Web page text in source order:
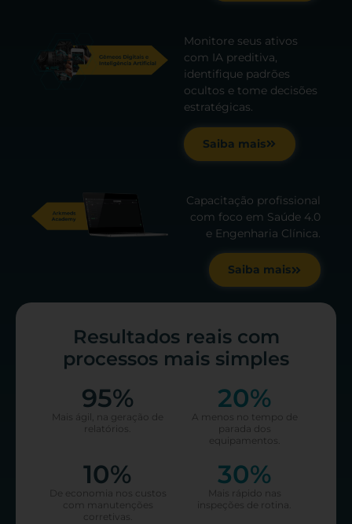
Monitore seus ativos
com IA preditiva,
identifique padrões
ocultos e tome decisões
estratégicas.
Saiba mais
Capacitação profissional
com foco em Saúde 4.0
e Engenharia Clínica.
Saiba mais
Resultados reais com
processos mais simples
Mais ágil, na geração de
relatórios.
95%
A menos no tempo de
parada dos
equipamentos.
20%
De economia nos custos
com manutenções
corretivas.
10%
Mais rápido nas
inspeções de rotina.
30%